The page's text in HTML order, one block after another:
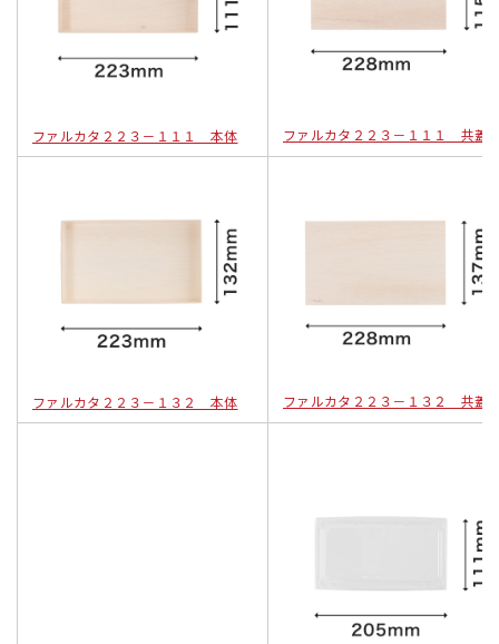
ファルカタ２２３－１１１ 本体 ファルカタ２２３－１１１ 共蓋
ファルカタ２２３－１３２ 本体 ファルカタ２２３－１３２ 共蓋